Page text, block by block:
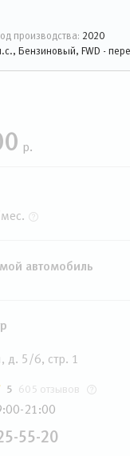
производства: 2020
Бензиновый, FWD -
р.
автомобиль
д. 5/6, стр. 1
5 605 отзывов
21:00
55-20